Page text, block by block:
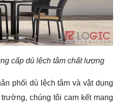
cấp dù lệch tâm chất lượng
phối dù lệch tâm và vật dụng
chúng tôi cam kết mang